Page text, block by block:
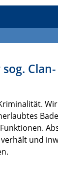
Clan-
und